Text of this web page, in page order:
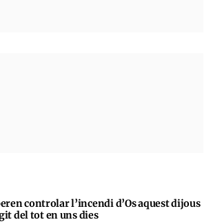
controlar l’incendi d’Os aquest dijous
del tot en uns dies